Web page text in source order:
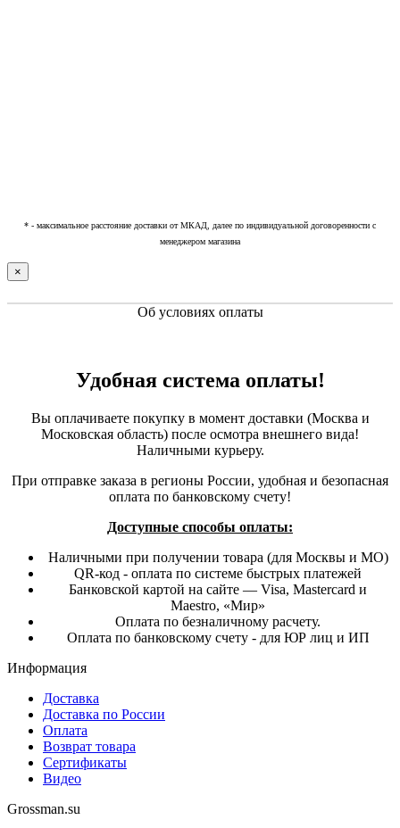
* - максимальное расстояние доставки от МКАД, далее по индивидуальной договоренности с
менеджером магазина
×
Об условиях оплаты
Удобная система оплаты!
Вы оплачиваете покупку в момент доставки (Москва и
Московская область) после осмотра внешнего вида!
Наличными курьеру.
При отправке заказа в регионы России, удобная и безопасная
оплата по банковскому счету!
Доступные способы оплаты:
Наличными при получении товара (для Москвы и МО)
QR-код - оплата по системе быстрых платежей
Банковской картой на сайте — Visa, Mastercard и
Maestro, «Мир»
Оплата по безналичному расчету.
Оплата по банковскому счету - для ЮР лиц и ИП
Информация
Доставка
Доставка по России
Оплата
Возврат товара
Сертификаты
Видео
Grossman.su